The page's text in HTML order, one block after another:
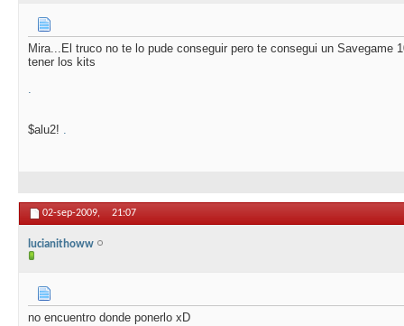
Mira...El truco no te lo pude conseguir pero te consegui un
tener los kits
.
$alu2! .
02-sep-2009, 21:07
lucianithoww
no encuentro donde ponerlo xD